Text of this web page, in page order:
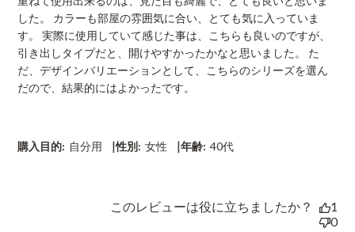
した。 カラーも部屋の雰囲気に合い、とても気に入っていま
す。 実際に使用していて感じた事は、こちらも良いのですが、
引き出しタイプだと、開けやすかったかなと思いました。 た
だ、デザインバリエーションとして、こちらのシリーズを選ん
だので、結果的にはよかったです。
購入目的: 自分用 |性別: 女性 |年齢: 40代
このレビューは役に立ちましたか？
1
0